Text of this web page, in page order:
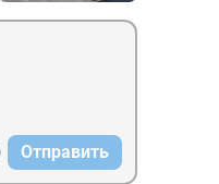
Отправить